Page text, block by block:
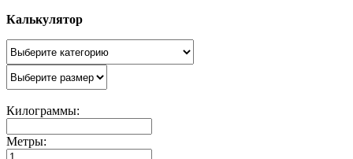
Калькулятор
Килограммы:
Метры: